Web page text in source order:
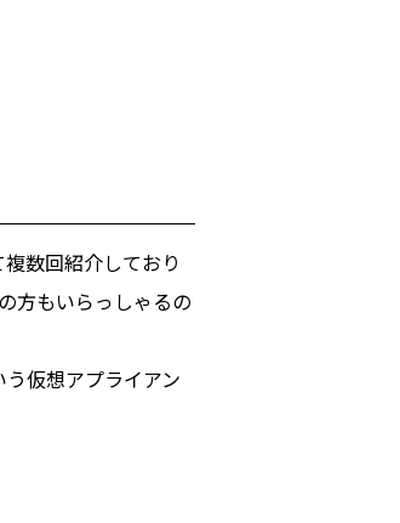
数回紹介しており
方もいらっしゃるの
仮想アプライアン